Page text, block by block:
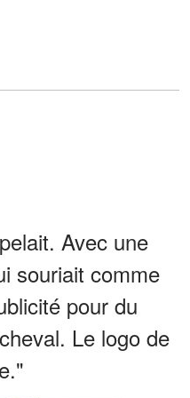
Avec une
souriait comme
pour du
Le logo de